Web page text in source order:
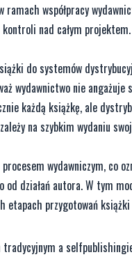
ramach współpracy
kontroli nad całym projektem.
do systemów
wydawnictwo nie
każdą książkę, ale
na szybkim wydaniu
wydawniczym, co
działań autora. W tym
etapach przygotowań
a